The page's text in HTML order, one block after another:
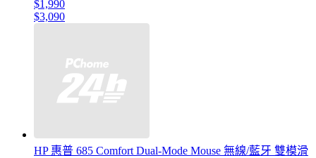
$1,990
$3,090
HP 惠普 685 Comfort Dual-Mode Mouse 無線/藍牙 雙模滑